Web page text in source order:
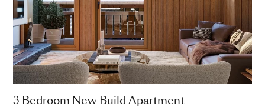
3 Bedroom New Build Apartment